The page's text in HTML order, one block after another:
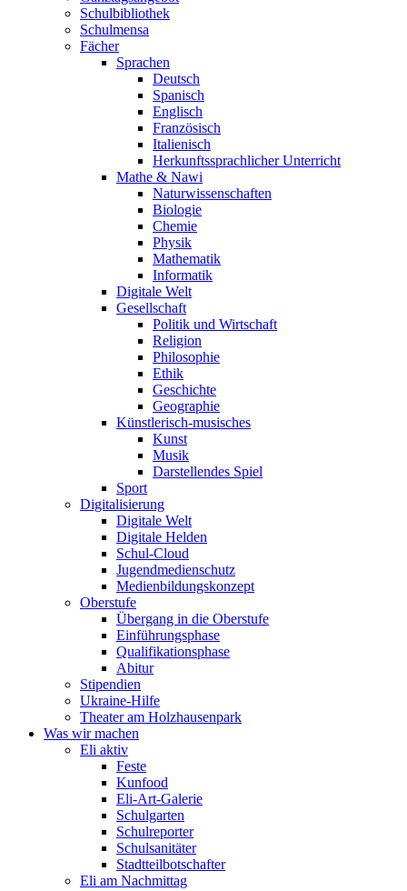
Schulbibliothek
Schulmensa
Fächer
Sprachen
Deutsch
Spanisch
Englisch
Französisch
Italienisch
Herkunftssprachlicher Unterricht
Mathe & Nawi
Naturwissenschaften
Biologie
Chemie
Physik
Mathematik
Informatik
Digitale Welt
Gesellschaft
Politik und Wirtschaft
Religion
Philosophie
Ethik
Geschichte
Geographie
Künstlerisch-musisches
Kunst
Musik
Darstellendes Spiel
Sport
Digitalisierung
Digitale Welt
Digitale Helden
Schul-Cloud
Jugendmedienschutz
Medienbildungskonzept
Oberstufe
Übergang in die Oberstufe
Einführungsphase
Qualifikationsphase
Abitur
Stipendien
Ukraine-Hilfe
Theater am Holzhausenpark
Was wir machen
Eli aktiv
Feste
Kunfood
Eli-Art-Galerie
Schulgarten
Schulreporter
Schulsanitäter
Stadtteilbotschafter
Eli am Nachmittag